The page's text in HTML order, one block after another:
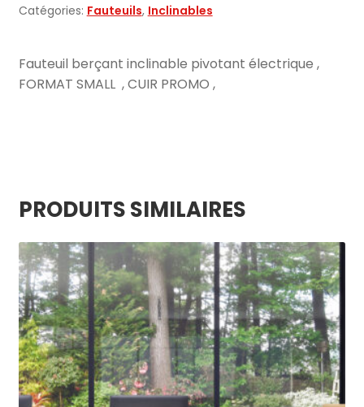
Catégories: Fauteuils, Inclinables
Fauteuil berçant inclinable pivotant électrique ,
FORMAT SMALL , CUIR PROMO ,
PRODUITS SIMILAIRES